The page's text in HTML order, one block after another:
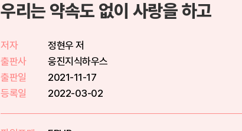
우리는 약속도 없이 사랑을 하고
저자
정현우 저
출판사
웅진지식하우스
출판일
2021-11-17
등록일
2022-03-02